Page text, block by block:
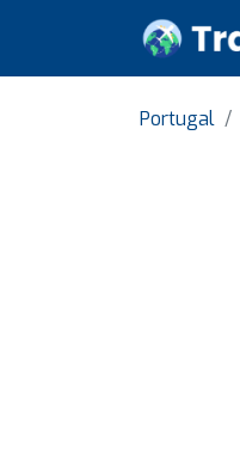
Portugal